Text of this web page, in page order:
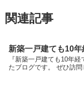
関連記事
新築一戸建ても10年
『新築一戸建ても10年
たブログです。 ぜひ訪